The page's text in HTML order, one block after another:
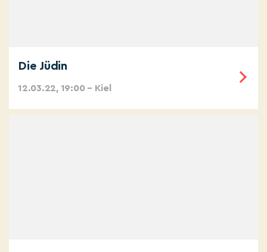
Die Jüdin
12.03.22, 19:00 – Kiel